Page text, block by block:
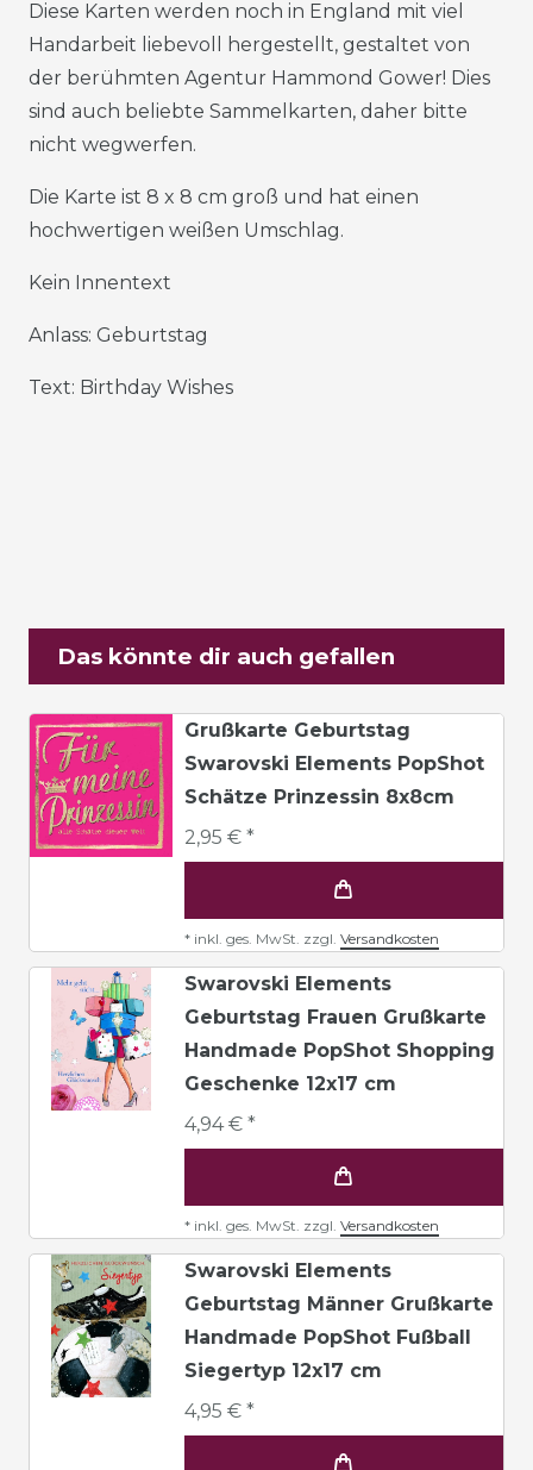
Diese Karten werden noch in England mit viel
Handarbeit liebevoll hergestellt, gestaltet von
der berühmten Agentur Hammond Gower! Dies
sind auch beliebte Sammelkarten, daher bitte
nicht wegwerfen.
Die Karte ist 8 x 8 cm groß und hat einen
hochwertigen weißen Umschlag.
Kein Innentext
Anlass: Geburtstag
Text: Birthday Wishes
Das könnte dir auch gefallen
Grußkarte Geburtstag
Swarovski Elements PopShot
Schätze Prinzessin 8x8cm
2,95 € *
* inkl. ges. MwSt. zzgl. Versandkosten
Swarovski Elements
Geburtstag Frauen Grußkarte
Handmade PopShot Shopping
Geschenke 12x17 cm
4,94 € *
* inkl. ges. MwSt. zzgl. Versandkosten
Swarovski Elements
Geburtstag Männer Grußkarte
Handmade PopShot Fußball
Siegertyp 12x17 cm
4,95 € *